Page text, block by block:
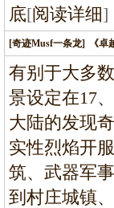
底[阅读详细]
[奇迹Musf一条龙] 《
有别于大多
景设定在17
大陆的发现
实性烈焰开
筑、武器军
到村庄城镇